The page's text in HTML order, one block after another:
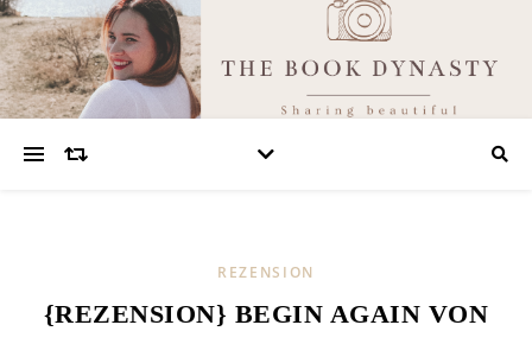
REZENSION
{REZENSION} BEGIN AGAIN VON